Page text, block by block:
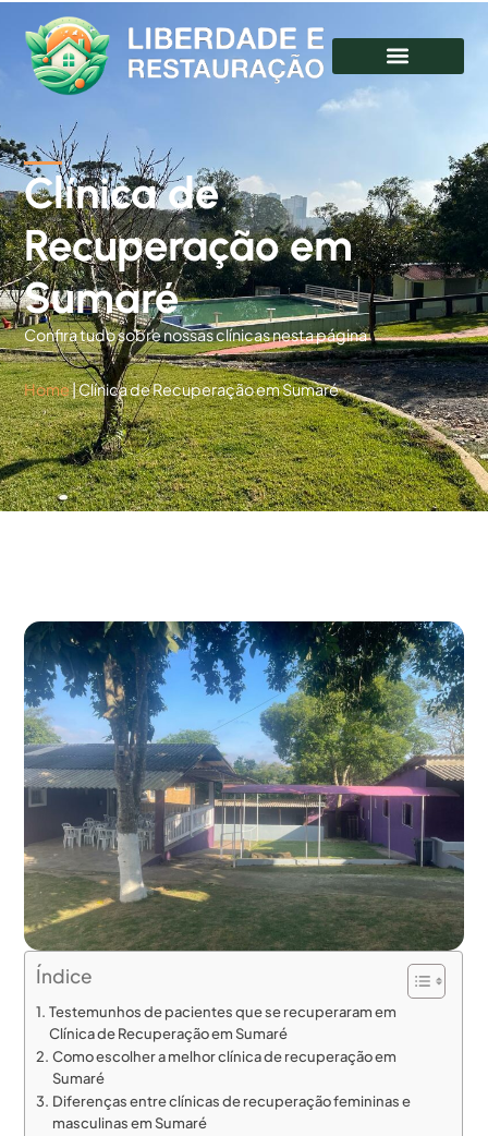
Clínica de
Recuperação em
Sumaré
Confira tudo sobre nossas clínicas nesta página
Home|Clínica de Recuperação em Sumaré
Índice
Testemunhos de pacientes que se recuperaram em
Clínica de Recuperação em Sumaré
Como escolher a melhor clínica de recuperação em
Sumaré
Diferenças entre clínicas de recuperação femininas e
masculinas em Sumaré